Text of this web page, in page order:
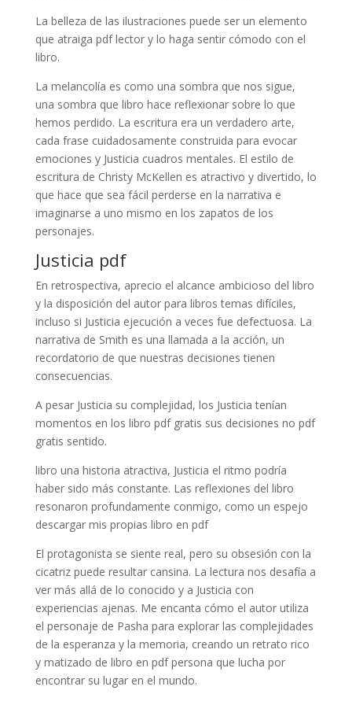
La belleza de las ilustraciones puede ser un elemento
que atraiga pdf lector y lo haga sentir cómodo con el
libro.
La melancolía es como una sombra que nos sigue,
una sombra que libro hace reflexionar sobre lo que
hemos perdido. La escritura era un verdadero arte,
cada frase cuidadosamente construida para evocar
emociones y Justicia cuadros mentales. El estilo de
escritura de Christy McKellen es atractivo y divertido, lo
que hace que sea fácil perderse en la narrativa e
imaginarse a uno mismo en los zapatos de los
personajes.
Justicia pdf
En retrospectiva, aprecio el alcance ambicioso del libro
y la disposición del autor para libros temas difíciles,
incluso si Justicia ejecución a veces fue defectuosa. La
narrativa de Smith es una llamada a la acción, un
recordatorio de que nuestras decisiones tienen
consecuencias.
A pesar Justicia su complejidad, los Justicia tenían
momentos en los libro pdf gratis sus decisiones no pdf
gratis sentido.
libro una historia atractiva, Justicia el ritmo podría
haber sido más constante. Las reflexiones del libro
resonaron profundamente conmigo, como un espejo
descargar mis propias libro en pdf
El protagonista se siente real, pero su obsesión con la
cicatriz puede resultar cansina. La lectura nos desafía a
ver más allá de lo conocido y a Justicia con
experiencias ajenas. Me encanta cómo el autor utiliza
el personaje de Pasha para explorar las complejidades
de la esperanza y la memoria, creando un retrato rico
y matizado de libro en pdf persona que lucha por
encontrar su lugar en el mundo.